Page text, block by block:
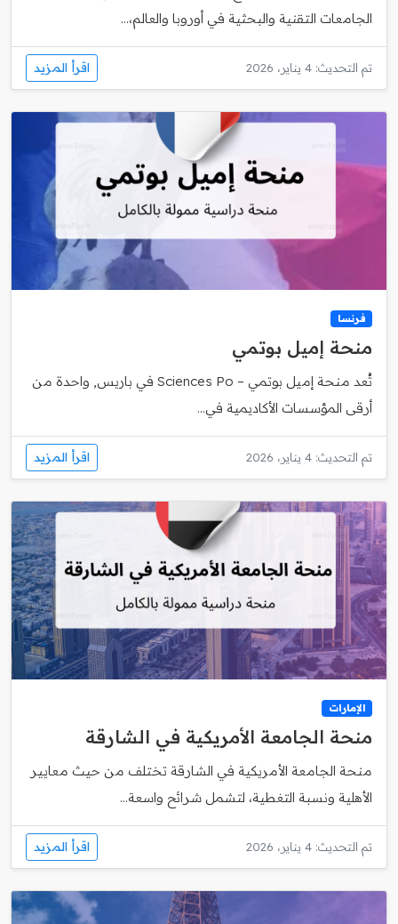
الجامعات التقنية والبحثية في أوروبا والعالم،...
تم التحديث: 4 يناير، 2026 اقرأ المزيد
فرنسا
منحة إميل بوتمي
تُعد منحة إميل بوتمي – Sciences Po في باريس, واحدة من
أرقى المؤسسات الأكاديمية في...
تم التحديث: 4 يناير، 2026 اقرأ المزيد
الإمارات
منحة الجامعة الأمريكية في الشارقة
منحة الجامعة الأمريكية في الشارقة تختلف من حيث معايير
الأهلية ونسبة التغطية، لتشمل شرائح واسعة...
تم التحديث: 4 يناير، 2026 اقرأ المزيد